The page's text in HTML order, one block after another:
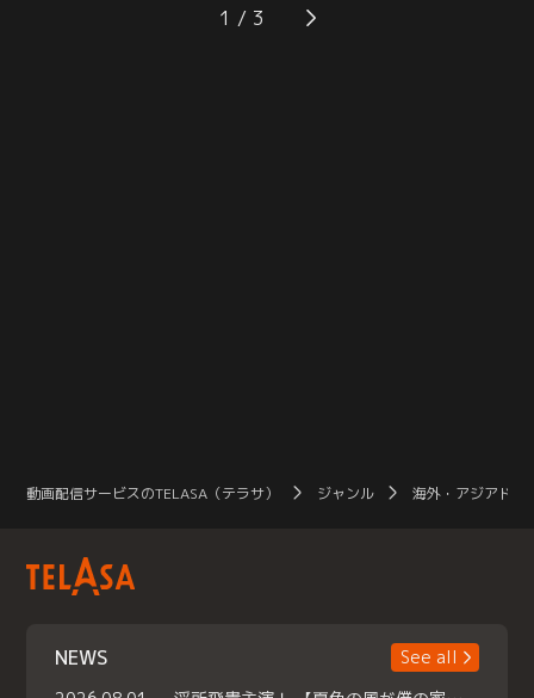
れは、天才的な物理学者でありなが
ら、病的な妄想に取り付かれた男だ
体が発見される。そこには、その仮
説を裏付けるある文字が残されてい
1
動画配信サービスのTELASA（テラサ） ジャンル 海外・アジアドラ
NEWS
See all